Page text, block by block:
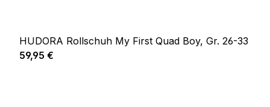
HUDORA Rollschuh My First Quad Boy, Gr. 26-33
Regulärer Preis:
59,95 €